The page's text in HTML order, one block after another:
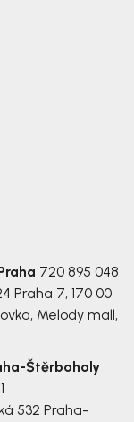
720 895 048
Praha 7, 170 00
Melody mall,
Štěrboholy
532 Praha-